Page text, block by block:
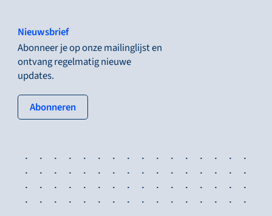
Nieuwsbrief
Abonneer je op onze mailinglijst en
ontvang regelmatig nieuwe
updates.
Abonneren: tertiary button